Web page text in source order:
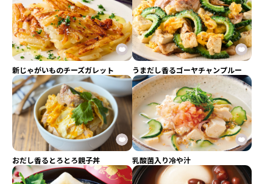
新じゃがいものチーズガレット うまだし香るゴーヤチャンプルー
おだし香るとろとろ親子丼 乳酸菌入り冷や汁